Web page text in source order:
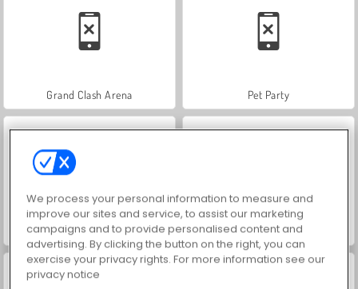
Grand Clash Arena Pet Party
Sumo.io Monsters.io
We process your personal information to measure and
improve our sites and service, to assist our marketing
campaigns and to provide personalised content and
advertising. By clicking the button on the right, you can
exercise your privacy rights. For more information see our
privacy notice